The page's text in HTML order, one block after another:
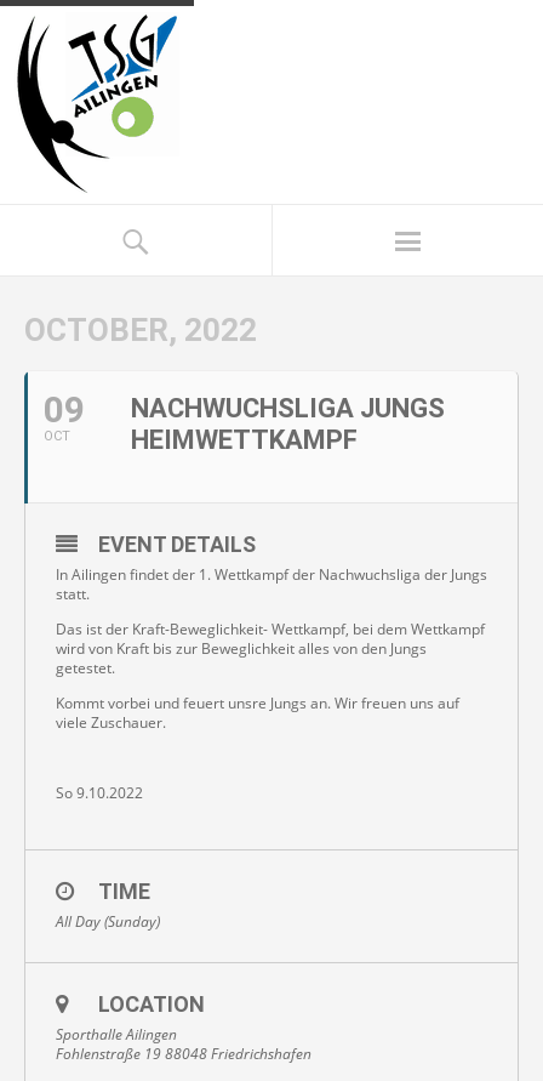
OCTOBER, 2022
09
OCT
NACHWUCHSLIGA JUNGS
HEIMWETTKAMPF
EVENT DETAILS
In Ailingen findet der 1. Wettkampf der Nachwuchsliga der Jungs
statt.
Das ist der Kraft-Beweglichkeit- Wettkampf, bei dem Wettkampf
wird von Kraft bis zur Beweglichkeit alles von den Jungs
getestet.
Kommt vorbei und feuert unsre Jungs an. Wir freuen uns auf
viele Zuschauer.
So 9.10.2022
TIME
All Day (Sunday)
LOCATION
Sporthalle Ailingen
Fohlenstraße 19 88048 Friedrichshafen